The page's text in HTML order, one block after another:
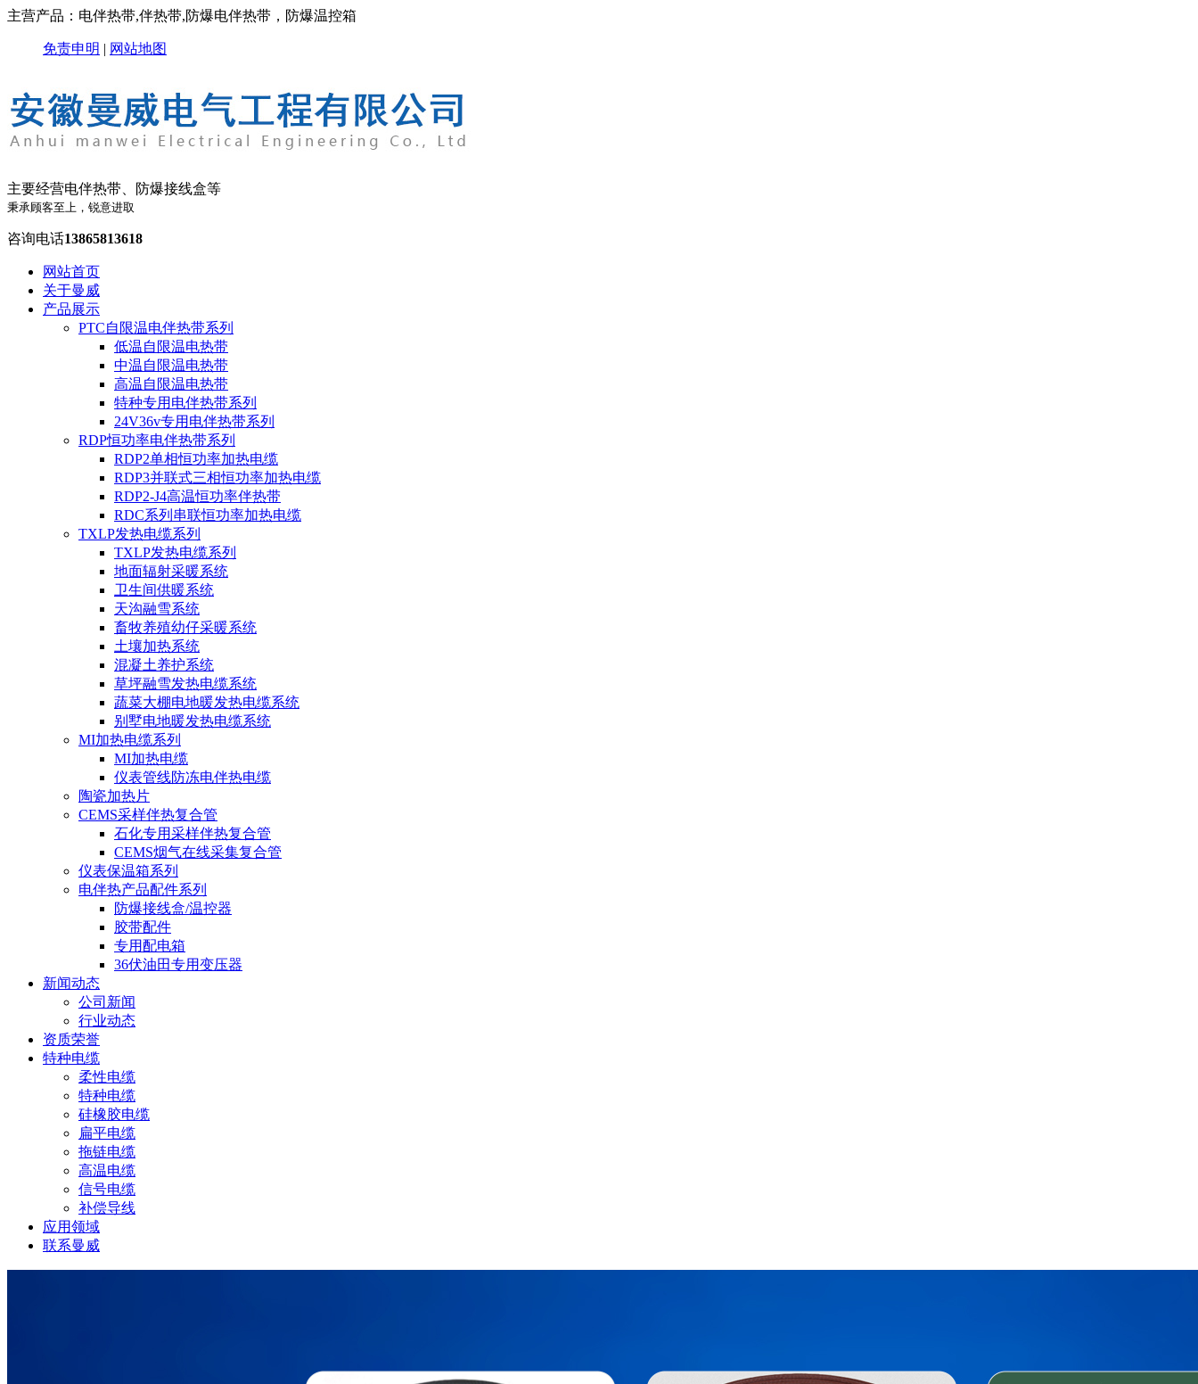
主营产品：电伴热带,伴热带,防爆电伴热带，防爆温控箱
免责申明 | 网站地图
主要经营电伴热带、防爆接线盒等
秉承顾客至上，锐意进取
咨询电话13865813618
网站首页
关于曼威
产品展示
PTC自限温电伴热带系列
低温自限温电热带
中温自限温电热带
高温自限温电热带
特种专用电伴热带系列
24V36v专用电伴热带系列
RDP恒功率电伴热带系列
RDP2单相恒功率加热电缆
RDP3并联式三相恒功率加热电缆
RDP2-J4高温恒功率伴热带
RDC系列串联恒功率加热电缆
TXLP发热电缆系列
TXLP发热电缆系列
地面辐射采暖系统
卫生间供暖系统
天沟融雪系统
畜牧养殖幼仔采暖系统
土壤加热系统
混凝土养护系统
草坪融雪发热电缆系统
蔬菜大棚电地暖发热电缆系统
别墅电地暖发热电缆系统
MI加热电缆系列
MI加热电缆
仪表管线防冻电伴热电缆
陶瓷加热片
CEMS采样伴热复合管
石化专用采样伴热复合管
CEMS烟气在线采集复合管
仪表保温箱系列
电伴热产品配件系列
防爆接线盒/温控器
胶带配件
专用配电箱
36伏油田专用变压器
新闻动态
公司新闻
行业动态
资质荣誉
特种电缆
柔性电缆
特种电缆
硅橡胶电缆
扁平电缆
拖链电缆
高温电缆
信号电缆
补偿导线
应用领域
联系曼威